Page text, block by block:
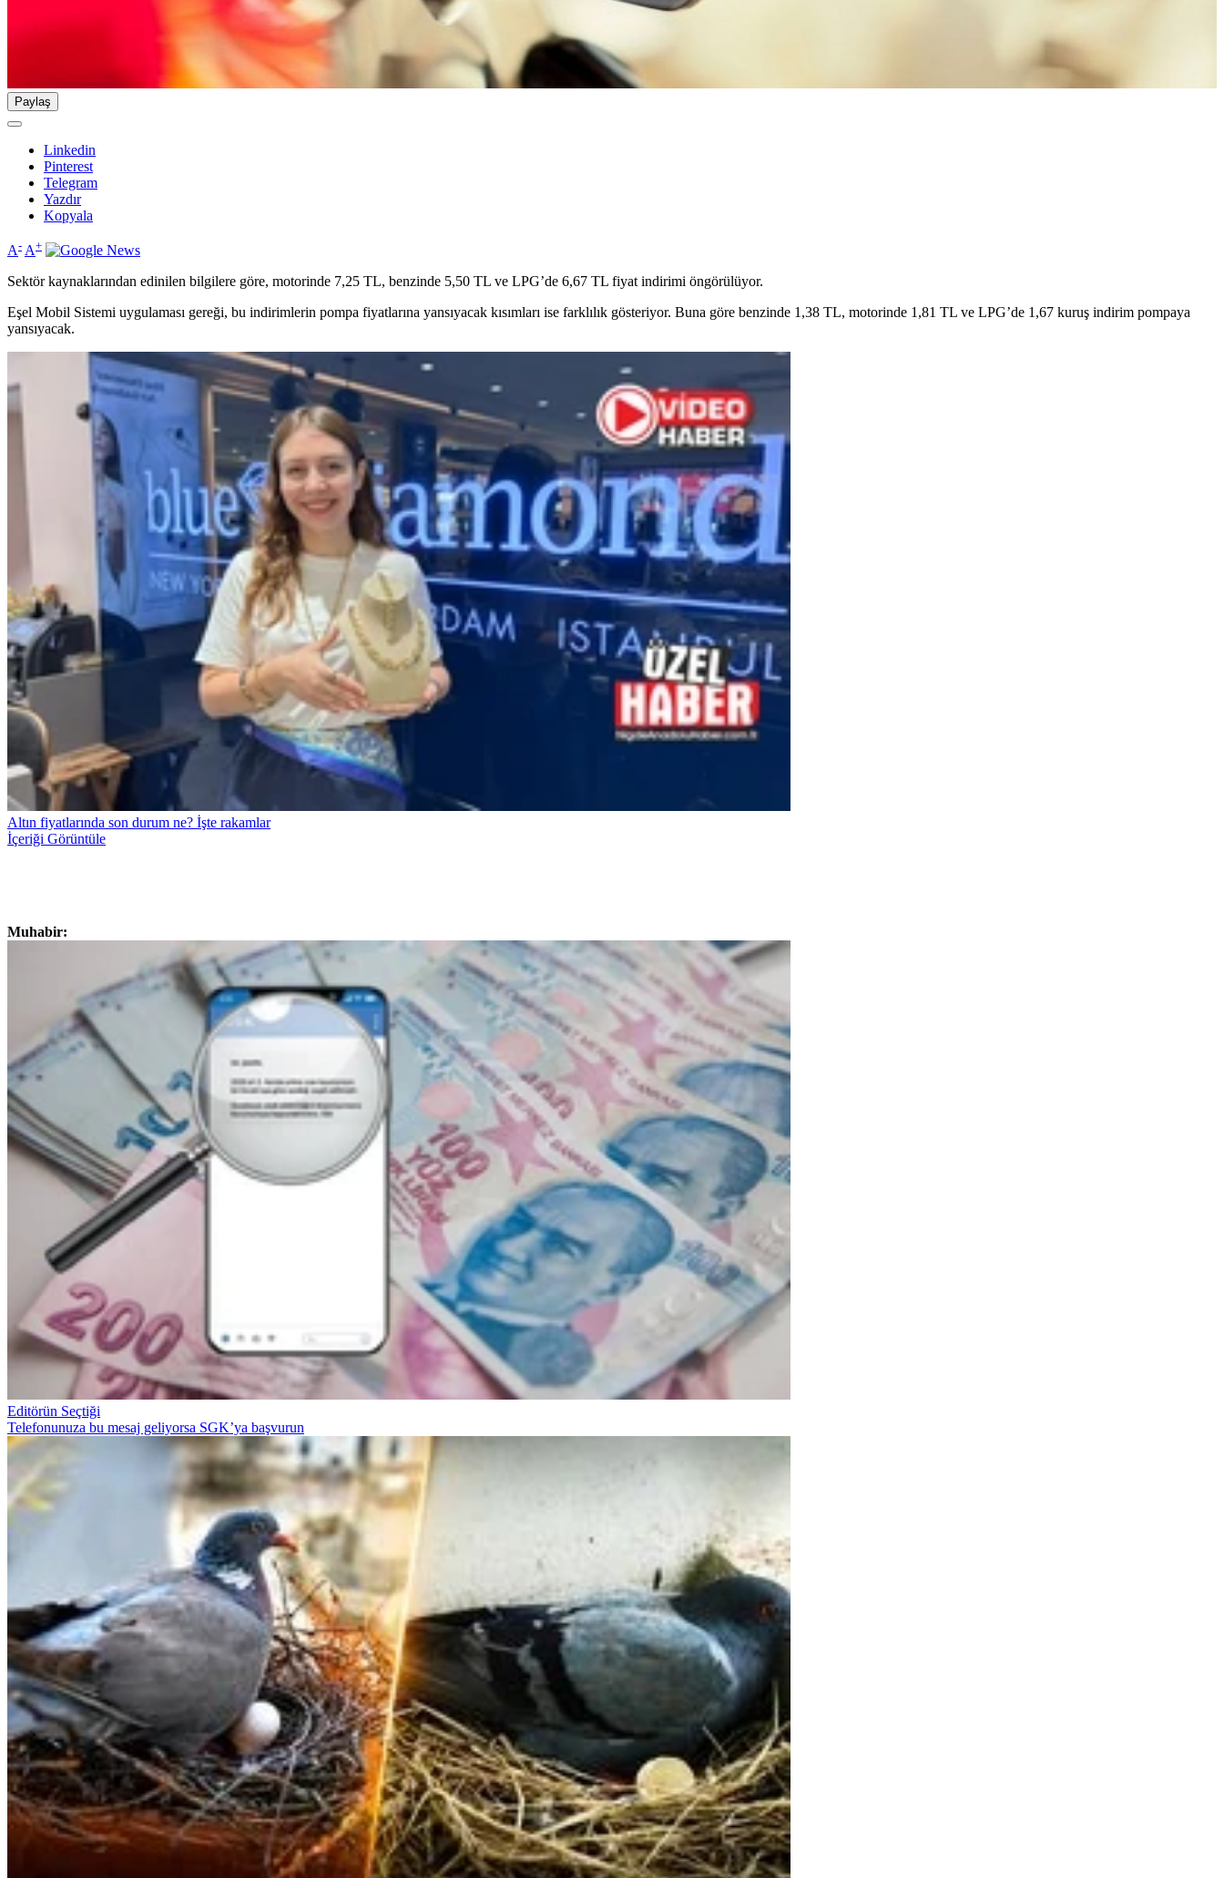
Paylaş
Linkedin
Pinterest
Telegram
Yazdır
Kopyala
A- A+
Sektör kaynaklarından edinilen bilgilere göre, motorinde 7,25 TL, benzinde 5,50 TL ve LPG’de 6,67 TL fiyat indirimi öngörülüyor.
Eşel Mobil Sistemi uygulaması gereği, bu indirimlerin pompa fiyatlarına yansıyacak kısımları ise farklılık gösteriyor. Buna göre benzinde 1,38 TL, motorinde 1,81 TL ve LPG’de 1,67 kuruş indirim pompaya
yansıyacak.
Altın fiyatlarında son durum ne? İşte rakamlar
İçeriği Görüntüle
Muhabir:
Editörün Seçtiği
Telefonunuza bu mesaj geliyorsa SGK’ya başvurun